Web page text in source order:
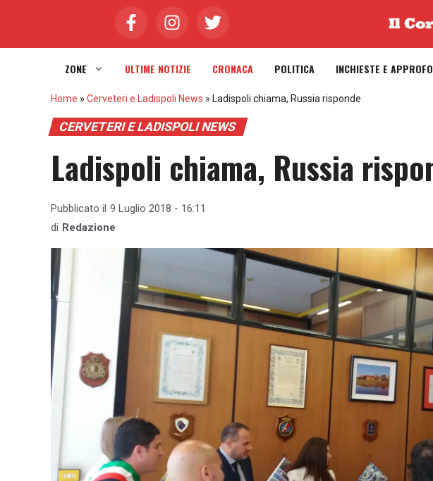
ZONE ULTIME NOTIZIE CRONACA POLITICA INCHIESTE E
Home » Cerveteri e Ladispoli News » Ladispoli chiama, Russia risponde
CERVETERI E LADISPOLI NEWS
Ladispoli chiama, Russia
Pubblicato il 9 Luglio 2018 - 16:11
di Redazione